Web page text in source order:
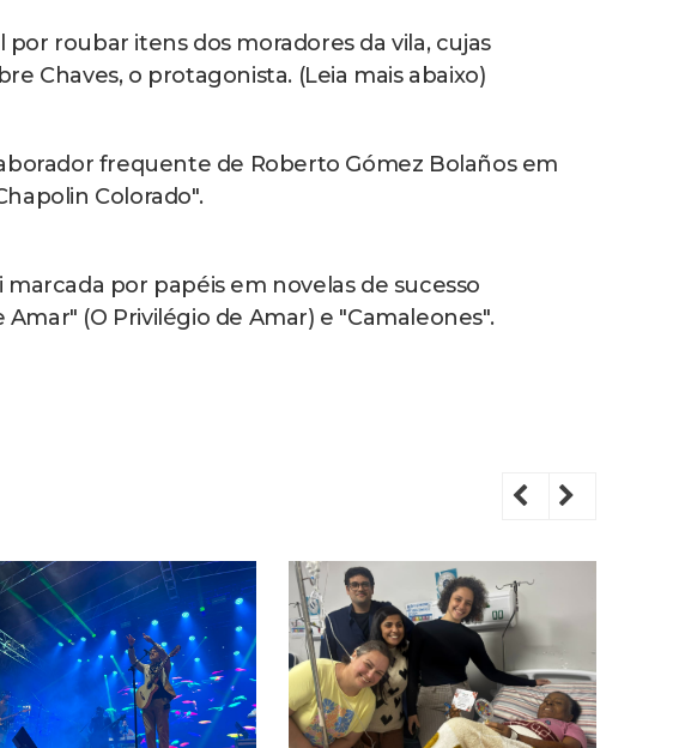
roubar itens dos moradores da vila, cujas
Chaves, o protagonista. (Leia mais abaixo)
frequente de Roberto Gómez Bolaños em
Colorado".
por papéis em novelas de sucesso
(O Privilégio de Amar) e "Camaleones".
Previous